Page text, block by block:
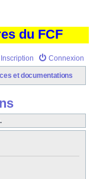
du FCF
Connexion
Inscription
et documentations